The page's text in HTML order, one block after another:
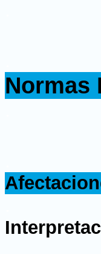
Normas